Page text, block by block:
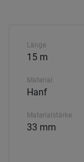
Länge
15 m
Material
Hanf
Materialstärke
33 mm